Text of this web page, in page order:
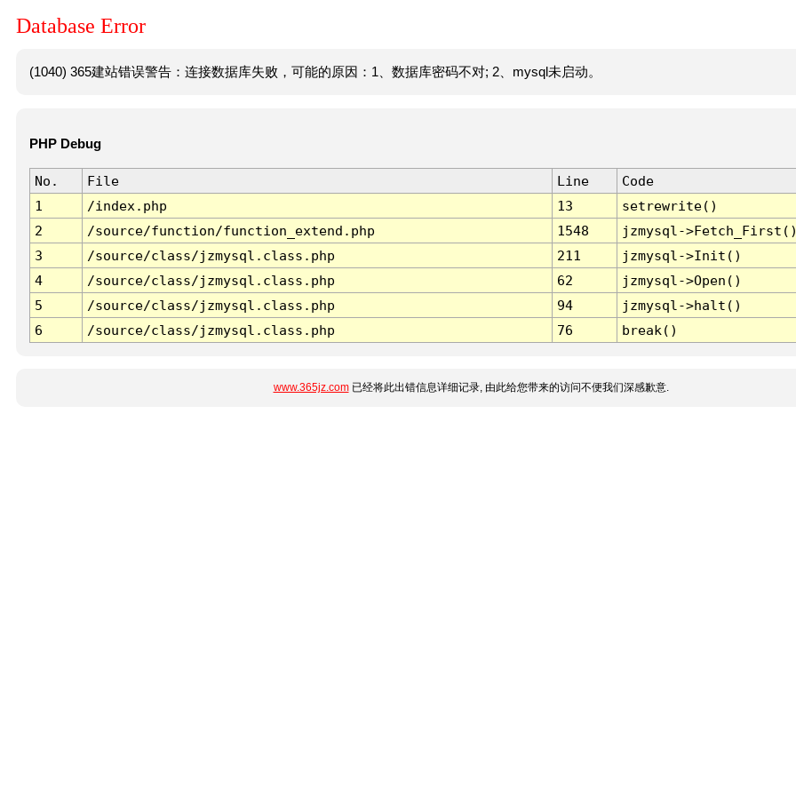
Database Error
(1040) 365建站错误警告：连接数据库失败，可能的原因：1、数据库密码不对; 2、mysql未启动。
PHP Debug
No. File Line
Code
1
/index.php 13
setrewrite()
2
/source/function/function_extend.php 1548
jzmysql-
3
/source/class/jzmysql.class.php 211
jzmysql->Init()
4
/source/class/jzmysql.class.php 62
jzmysql->Open()
5
/source/class/jzmysql.class.php 94
jzmysql->halt()
6
/source/class/jzmysql.class.php 76 break()
www.365jz.com已经将此出错信息详细记录, 由此给您带来的访问不便我们深感歉意.